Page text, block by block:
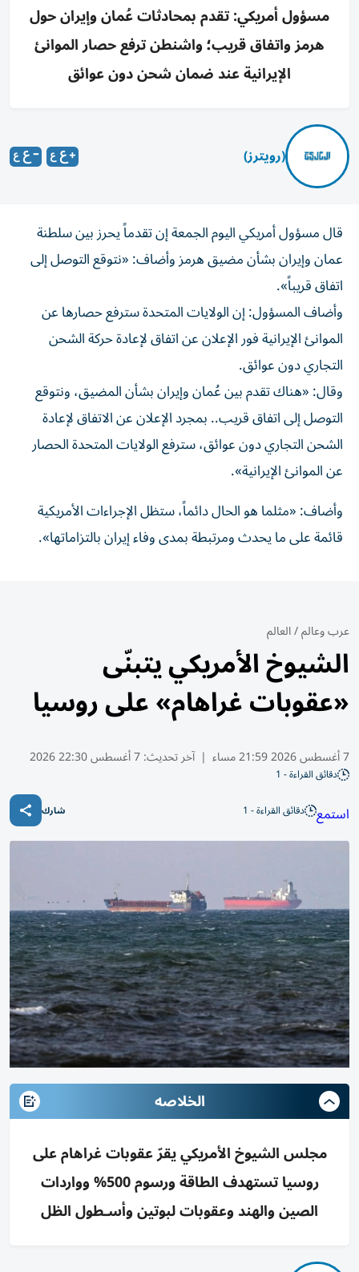
مسؤول أمريكي: تقدم بمحادثات عُمان وإيران حول
هرمز واتفاق قريب؛ واشنطن ترفع حصار الموانئ
الإيرانية عند ضمان شحن دون عوائق
(رويترز)
قال مسؤول ‌أمريكي اليوم الجمعة ​إن ⁠تقدماً يحرز بين سلطنة
‌عمان و‌إيران بشأن مضيق هرمز وأضاف: «نتوقع ‌التوصل إلى
اتفاق قريباً».
وأضاف ⁠المسؤول: إن الولايات المتحدة سترفع حصارها عن
الموانئ الإيرانية فور الإعلان عن اتفاق لإعادة حركة ​الشحن
التجاري دون عوائق.
وقال: «هناك ‌تقدم بين عُمان وإيران بشأن المضيق، ⁠ونتوقع
التوصل إلى اتفاق قريب.. بمجرد الإعلان عن الاتفاق ​لإعادة
‌الشحن التجاري دون ‌عوائق، سترفع الولايات المتحدة الحصار
عن الموانئ الإيرانية».
وأضاف: «مثلما ‌هو ‌الحال دائماً، ⁠ستظل الإجراءات ‌الأمريكية
قائمة على ما يحدث ومرتبطة بمدى وفاء ⁠إيران ​بالتزاماتها».
عرب وعالم/العالم
الشيوخ الأمريكي يتبنّى
«عقوبات غراهام» على روسيا
7 أغسطس 2026 21:59 مساء | آخر تحديث:7 أغسطس 22:30 2026
دقائق القراءة - 1
استمع دقائق القراءة - 1 شارك
الخلاصه
مجلس الشيوخ الأمريكي يقرّ عقوبات غراهام على
روسيا تستهدف الطاقة ورسوم 500% وواردات
الصين والهند وعقوبات لبوتين وأسـطول الظل